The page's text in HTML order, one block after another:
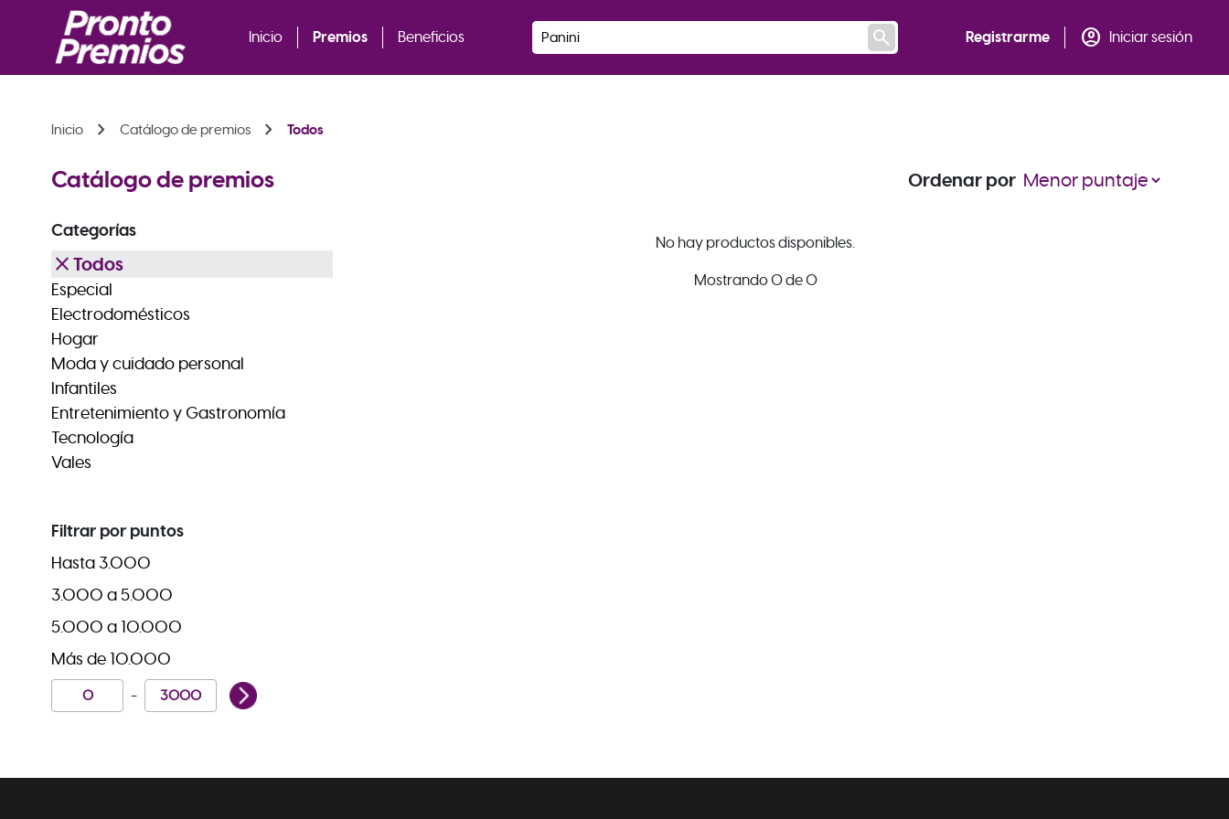
Inicio Premios Beneficios search Registrarme account_circle Iniciar sesión
Inicio chevron_right Catálogo de premios chevron_right Todos
Catálogo de premios
Categorías
closeTodos
Especial
Electrodomésticos
Hogar
Moda y cuidado personal
Infantiles
Entretenimiento y Gastronomía
Tecnología
Vales
Filtrar por puntos
Hasta 3.000
3.000 a 5.000
5.000 a 10.000
Más de 10.000
-
Ordenar por
No hay productos disponibles.
Mostrando 0 de 0